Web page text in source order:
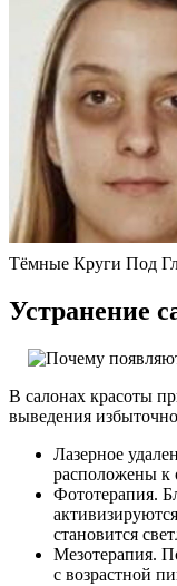
Тёмные Круги Под
Устранение
В салонах красоты
выведения
Лазерное
расположены к
Фототерапия.
становится
Мезотерапия.
с возрастной